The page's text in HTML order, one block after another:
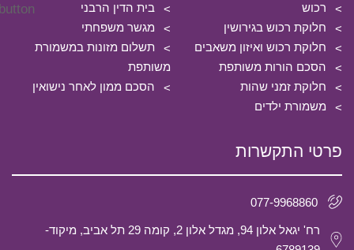
רכוש
חלוקת רכוש בגירושין
חלוקת רכוש ואיזון משאבים
הסכם הורות משותפת
חלוקת זמני שהות
משמורת ילדים
בית הדין הרבני
מגשר משפחתי
תשלום מזונות במשמורת
משותפת
הסכם ממון לאחר נישואין
פרטי התקשרות
077-9968860
רח' יגאל אלון 94, מגדל אלון 2, קומה 29 תל אביב, מיקוד-